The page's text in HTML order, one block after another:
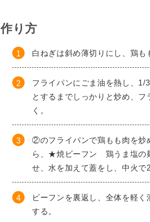
作り方
白ねぎは斜め薄切りにし、鶏も
フライパンにごま油を熱し、1/
とするまでしっかりと炒め、
く。
②のフライパンで鶏もも肉を炒
ら、★焼ビーフン 鶏うま塩の
せ、水を加えて蓋をし、中火で
ビーフンを裏返し、全体を軽
する。